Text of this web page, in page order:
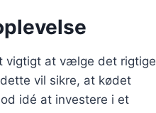
vigtigt at vælge det rigtige
vil sikre, at kødet
idé at investere i et